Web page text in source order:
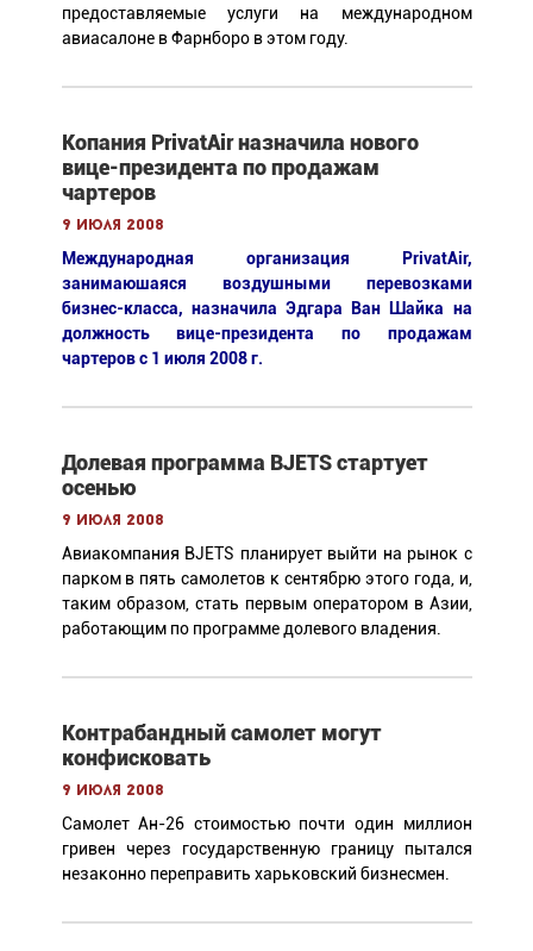
предоставляемые услуги на международном
авиасалоне в Фарнборо в этом году.
Копания PrivatAir назначила нового
вице-президента по продажам
чартеров
9 июля 2008
Международная организация PrivatAir,
занимаюшаяся воздушными перевозками
бизнес-класса, назначила Эдгара Ван Шайка на
должность вице-президента по продажам
чартеров с 1 июля 2008 г.
Долевая программа BJETS стартует
осенью
9 июля 2008
Авиакомпания BJETS планирует выйти на рынок с
парком в пять самолетов к сентябрю этого года, и,
таким образом, стать первым оператором в Азии,
работающим по программе долевого владения.
Контрабандный самолет могут
конфисковать
9 июля 2008
Самолет Ан-26 стоимостью почти один миллион
гривен через государственную границу пытался
незаконно переправить харьковский бизнесмен.